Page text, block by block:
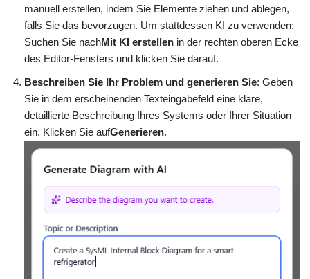
manuell erstellen, indem Sie Elemente ziehen und ablegen,
falls Sie das bevorzugen. Um stattdessen KI zu verwenden:
Suchen Sie nachMit KI erstellen in der rechten oberen Ecke
des Editor-Fensters und klicken Sie darauf.
Beschreiben Sie Ihr Problem und generieren Sie: Geben
Sie in dem erscheinenden Texteingabefeld eine klare,
detaillierte Beschreibung Ihres Systems oder Ihrer Situation
ein. Klicken Sie aufGenerieren.